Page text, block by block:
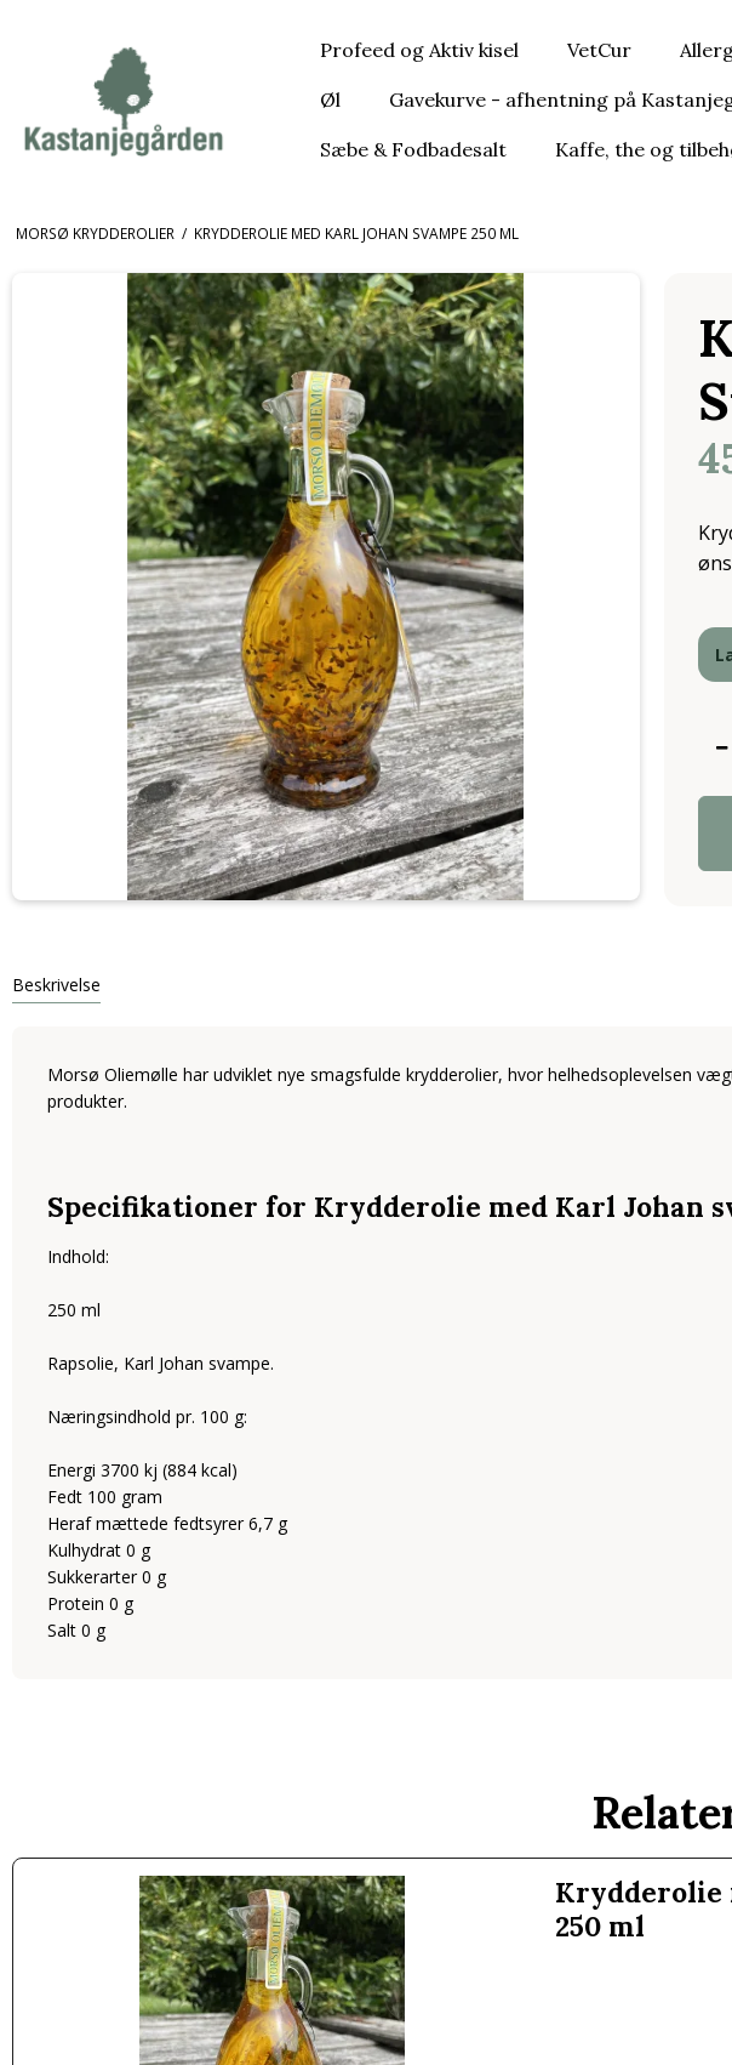
Profeed og Aktiv kisel VetCur
Øl Gavekurve - afhentning på
Sæbe & Fodbadesalt Kaffe, the og
MORSØ KRYDDEROLIER / KRYDDEROLIE MED KARL JOHAN SVAMPE 250 ML
Beskrivelse
Morsø Oliemølle har udviklet nye smagsfulde krydderolier, hvor helhedsoplevelsen
produkter.
Specifikationer for Krydderolie med Karl Johan
Indhold:
250 ml
Rapsolie, Karl Johan svampe.
Næringsindhold pr. 100 g:
Energi 3700 kj (884 kcal)
Fedt 100 gram
Heraf mættede fedtsyrer 6,7 g
Kulhydrat 0 g
Sukkerarter 0 g
Protein 0 g
Salt 0 g
Krydderolie
250 ml